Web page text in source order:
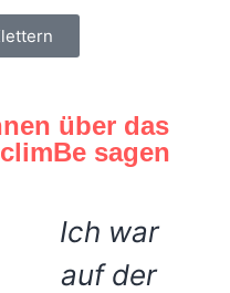
über das
sagen
Ich war
auf der